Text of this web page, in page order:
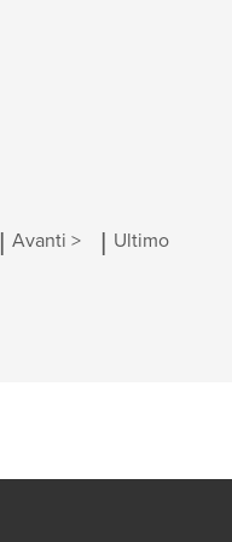
| Avanti > | Ultimo